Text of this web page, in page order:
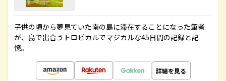
子供の頃から夢見ていた南の島に滞在することになった筆者
が、島で出合うトロピカルでマジカルな45日間の記録と記
憶。
詳細を見る